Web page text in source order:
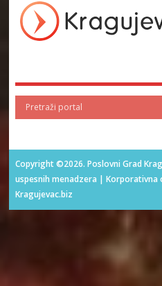
Copyright ©2026. Poslovni Grad
uspesnih menadzera |
Kragujevac.biz